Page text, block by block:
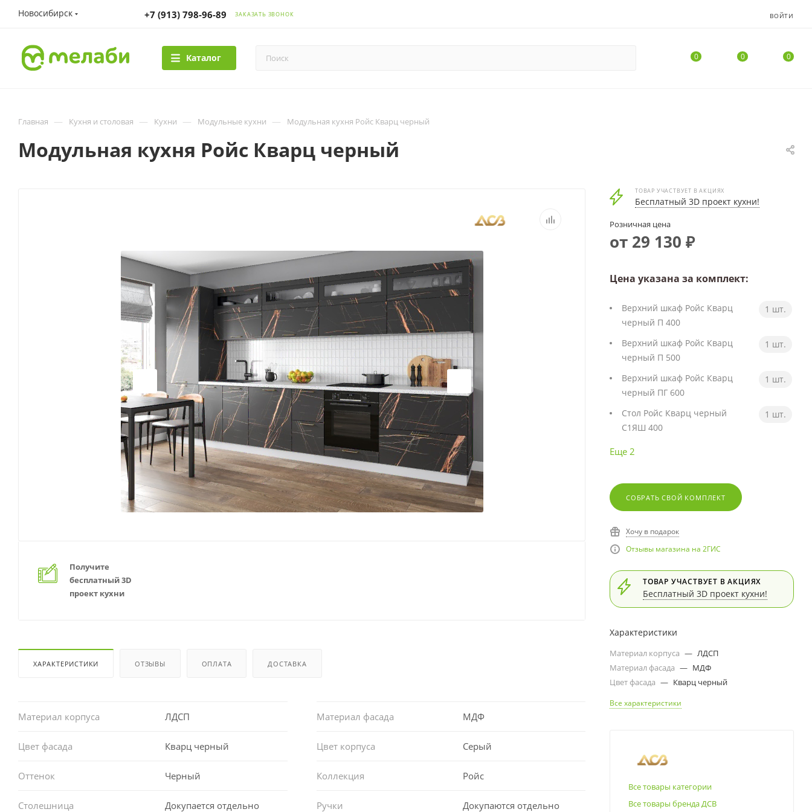
Новосибирск +7 (913) 798-96-89 ЗАКАЗАТЬ ЗВОНОК ВОЙТИ
Каталог 0 0 0
Главная — Кухня и столовая — Кухни — Модульные кухни — Модульная кухня Ройс Кварц черный
Модульная кухня Ройс Кварц черный
Получите
бесплатный 3D
проект кухни
ХАРАКТЕРИСТИКИ ОТЗЫВЫ ОПЛАТА ДОСТАВКА
Материал корпуса ЛДСП Материал фасада МДФ
Цвет фасада Кварц черный Цвет корпуса Серый
Оттенок Черный Коллекция Ройс
Столешница Докупается отдельно Ручки Докупаются отдельно
ТОВАР УЧАСТВУЕТ В АКЦИЯХ
Бесплатный 3D проект кухни!
Розничная цена
от 29 130 ₽
Цена указана за комплект:
Верхний шкаф Ройс Кварц
черный П 400
1 шт.
Верхний шкаф Ройс Кварц
черный П 500
1 шт.
Верхний шкаф Ройс Кварц
черный ПГ 600
1 шт.
Стол Ройс Кварц черный
С1ЯШ 400
1 шт.
Еще 2
СОБРАТЬ СВОЙ КОМПЛЕКТ
Хочу в подарок
Отзывы магазина на 2ГИС
ТОВАР УЧАСТВУЕТ В АКЦИЯХ
Бесплатный 3D проект кухни!
Характеристики
Материал корпуса — ЛДСП
Материал фасада — МДФ
Цвет фасада — Кварц черный
Все характеристики
Все товары категории
Все товары бренда ДСВ